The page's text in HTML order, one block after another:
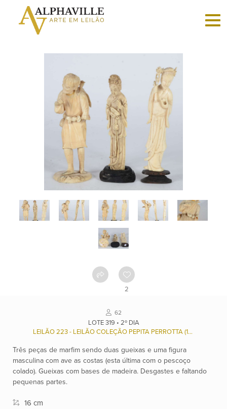
Criar
Faça
login
Home
Vender
Sobre
funciona
Contato
catálogo
Leilões
2
62
LOTE 319 • 2º DIA
LEILÃO 223 - LEILÃO COLEÇÃO PEPITA PERROTTA (1935/2024), E OUTROS.
Três peças de marfim sendo duas gueixas e uma figura
masculina com ave as costas (esta última com o pescoço
colado). Gueixas com bases de madeira. Desgastes e faltando
pequenas partes.
16 cm